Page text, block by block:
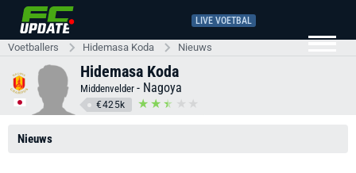
LIVE VOETBAL
Voetballers Hidemasa Koda Nieuws
Hidemasa Koda
Middenvelder - Nagoya
€425k
Nieuws